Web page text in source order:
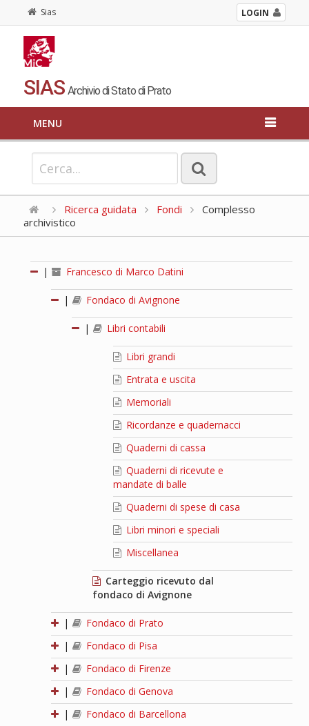
Sias LOGIN
SIAS Archivio di Stato di Prato
MENU
Ricerca guidata Fondi
Complesso
archivistico
| Francesco di Marco Datini
| Fondaco di Avignone
| Libri contabili
Libri grandi
Entrata e uscita
Memoriali
Ricordanze e quadernacci
Quaderni di cassa
Quaderni di ricevute e
mandate di balle
Quaderni di spese di casa
Libri minori e speciali
Miscellanea
Carteggio ricevuto dal
fondaco di Avignone
|
Fondaco di Prato
|
Fondaco di Pisa
|
Fondaco di Firenze
|
Fondaco di Genova
|
Fondaco di Barcellona